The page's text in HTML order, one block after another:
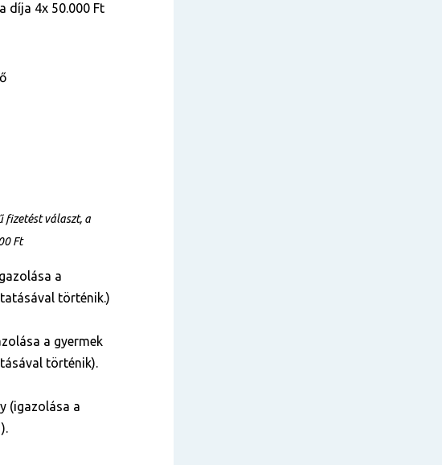
díja 4x 50.000 Ft
fizetést választ, a
Ft
a
történik.)
a gyermek
történik).
(igazolása a